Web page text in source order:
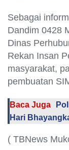
Sebagai
Dandim 0428
Dinas
Rekan Insan
masyarakat,
pembuatan
Baca Juga
Hari
( TBNews